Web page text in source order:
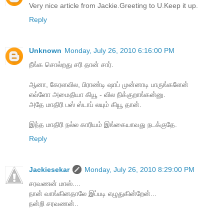
Very nice article from Jackie.Greeting to U.Keep it up.
Reply
Unknown Monday, July 26, 2010 6:16:00 PM
நீங்க சொல்றது சரி தான் சார்.
ஆனா, கேரளவில, பிராண்டி ஷாப் முன்னாடி பாருங்களேன்
எவ்ளோ அமைதியா கியூ - வில நிக்குறாங்கன்னு.
அதே மாதிரி பஸ் ஸ்டாப் லயும் கியூ தான்.
இந்த மாதிரி நல்ல காரியம் இங்கையாவது நடக்குதே.
Reply
Jackiesekar
Monday, July 26, 2010 8:29:00 PM
சரவணன் மாஸ்....
நான் வாங்கினதாலே இப்படி எழுதுகின்றேன்...
நன்றி சரவணன்..